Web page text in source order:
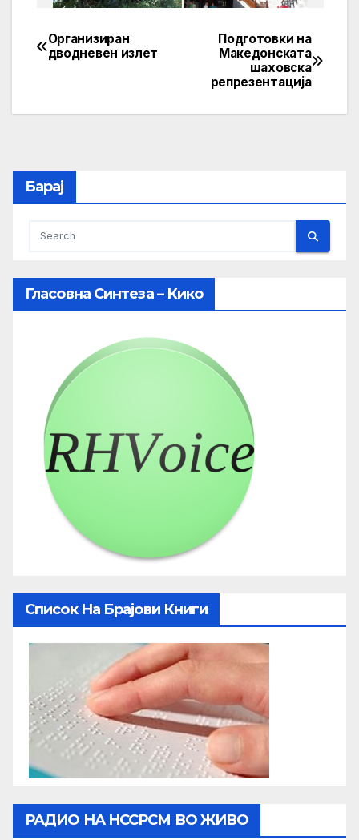
Post
Подготовки на
Македонската
шаховска
репрезентација
Организиран
дводневен излет
Барај
Гласовна Синтеза – Кико
Список На Брајови Книги
РАДИО НА НССРСМ ВО ЖИВО